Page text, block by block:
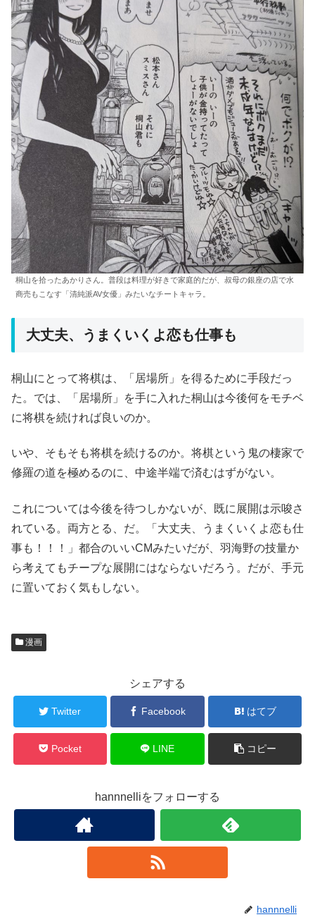
桐山を拾ったあかりさん。普段は料理が好きで家庭的だが、叔母の銀座の店で水
商売もこなす「清純派AV女優」みたいなチートキャラ。
大丈夫、うまくいくよ恋も仕事も
桐山にとって将棋は、「居場所」を得るために手段だっ
た。では、「居場所」を手に入れた桐山は今後何をモチベ
に将棋を続ければ良いのか。
いや、そもそも将棋を続けるのか。将棋という鬼の棲家で
修羅の道を極めるのに、中途半端で済むはずがない。
これについては今後を待つしかないが、既に展開は示唆さ
れている。両方とる、だ。「大丈夫、うまくいくよ恋も仕
事も！！！」都合のいいCMみたいだが、羽海野の技量か
ら考えてもチープな展開にはならないだろう。だが、手元
に置いておく気もしない。
漫画
シェアする
Twitter Facebook はてブ
Pocket LINE コピー
hannnelliをフォローする
hannnelli